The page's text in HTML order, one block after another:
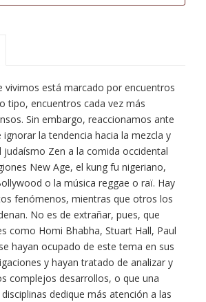
vivimos está marcado por encuentros
tipo, encuentros cada vez más
Sin embargo, reaccionamos ante
ignorar la tendencia hacia la mezcla y
judaísmo Zen a la comida occidental
New Age, el kung fu nigeriano,
o la música reggae o raï. Hay
fenómenos, mientras que otros los
No es de extrañar, pues, que
como Homi Bhabha, Stuart Hall, Paul
hayan ocupado de este tema en sus
y hayan tratado de analizar y
complejos desarrollos, o que una
dedique más atención a las